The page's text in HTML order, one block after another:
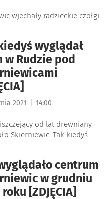
wjechały radzieckie czołgi.
wyglądał
w Rudzie pod
2021 14:00
od lat drewniany
Skierniewic. Tak kiedyś
centrum
w grudniu
[ZDJĘCIA]